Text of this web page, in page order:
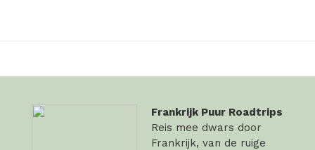
Frankrijk Puur Roadtrips
Reis mee dwars door
Frankrijk, van de ruige